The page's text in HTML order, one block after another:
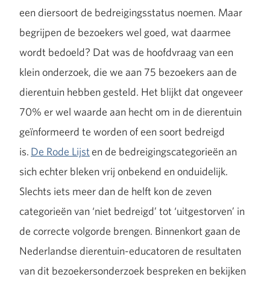
een diersoort de bedreigingsstatus noemen. Maar
begrijpen de bezoekers wel goed, wat daarmee
wordt bedoeld? Dat was de hoofdvraag van een
klein onderzoek, die we aan 75 bezoekers aan de
dierentuin hebben gesteld. Het blijkt dat ongeveer
70% er wel waarde aan hecht om in de dierentuin
geïnformeerd te worden of een soort bedreigd
is. De Rode Lijsten de bedreigingscategorieën an
sich echter bleken vrij onbekend en onduidelijk.
Slechts iets meer dan de helft kon de zeven
categorieën van ‘niet bedreigd’ tot ‘uitgestorven’ in
de correcte volgorde brengen. Binnenkort gaan de
Nederlandse dierentuin-educatoren de resultaten
van dit bezoekersonderzoek bespreken en bekijken